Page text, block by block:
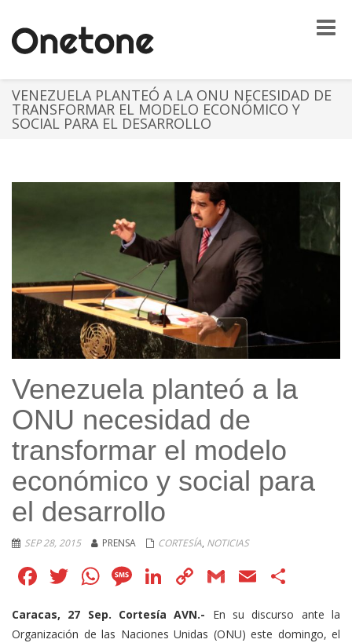
Toggle
VENEZUELA PLANTEÓ A LA ONU NECESIDAD DE
TRANSFORMAR EL MODELO ECONÓMICO Y
SOCIAL PARA EL DESARROLLO
Venezuela planteó a la
ONU necesidad de
transformar el modelo
económico y social para
el desarrollo
SEP 28, 2015 PRENSA CORTESÍA, NOTICIAS
Facebook
Twitter
WhatsApp
Message
LinkedIn
CopyGmailEmail
Caracas, 27 Sep. Cortesía AVN.- En su discurso ante la
Organización de las Naciones Unidas (ONU) este domingo, el